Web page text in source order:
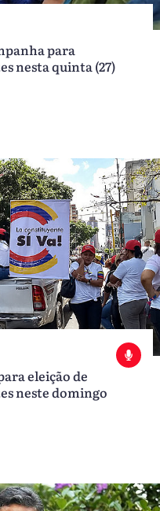
para
nesta quinta (27)
eleição de
neste domingo